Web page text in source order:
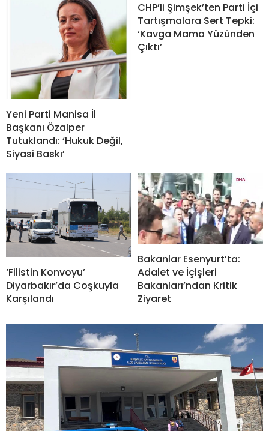
Yeni Parti Manisa İl
Başkanı Özalper
Tutuklandı: ‘Hukuk Değil,
Siyasi Baskı’
CHP’li Şimşek’ten Parti İçi
Tartışmalara Sert Tepki:
‘Kavga Mama Yüzünden
Çıktı’
‘Filistin Konvoyu’
Diyarbakır’da Coşkuyla
Karşılandı
Bakanlar Esenyurt’ta:
Adalet ve İçişleri
Bakanları’ndan Kritik
Ziyaret